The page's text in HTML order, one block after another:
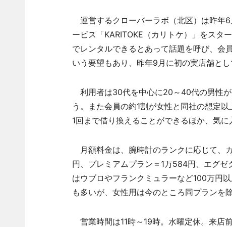
運営するクローバーラボ（北区）は昨年
ービス「KARITOKE（カリトケ）」をスタ
でレンタルできるとあって話題を呼び、会
いう要望もあり、昨年9月に初の実店舗とし
利用者は30代を中心に20～40代の男性
う。また会員の約1割が女性と同社の想定
1回まで借り換えることができるほか、気
月額料金は、腕時計のランクに応じて、
円、プレミアムプラン＝1万584円、エグ
はウブロやフランクミュラーなど100万円
も多いが、女性用は今のところ同プランを
営業時間は11時～19時。水曜定休。来店前